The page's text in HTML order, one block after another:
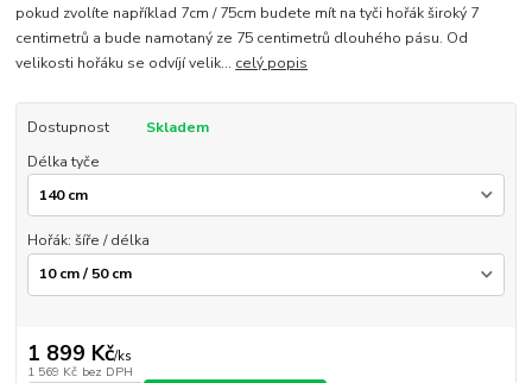
pokud zvolíte například 7cm / 75cm budete mít na tyči hořák široký 7
centimetrů a bude namotaný ze 75 centimetrů dlouhého pásu. Od
velikosti hořáku se odvíjí velik... celý popis
Dostupnost
Skladem
Délka tyče
Hořák: šíře / délka
1 899 Kč/ks
1 569 Kč bez DPH